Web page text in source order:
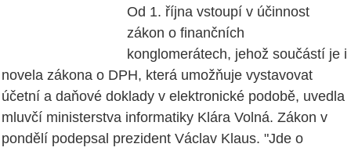
Od 1. října vstoupí v účinnost
zákon o finančních
konglomerátech, jehož součástí je i
novela zákona o DPH, která umožňuje vystavovat
účetní a daňové doklady v elektronické podobě, uvedla
mluvčí ministerstva informatiky Klára Volná. Zákon v
pondělí podepsal prezident Václav Klaus. "Jde o